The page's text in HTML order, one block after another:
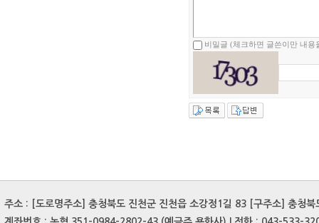
비밀글 (체크하면 글쓴이만 내용
주소 : [도로명주소] 충청북도 진천군 진천읍 소강정1길 83 [구주소] 충청